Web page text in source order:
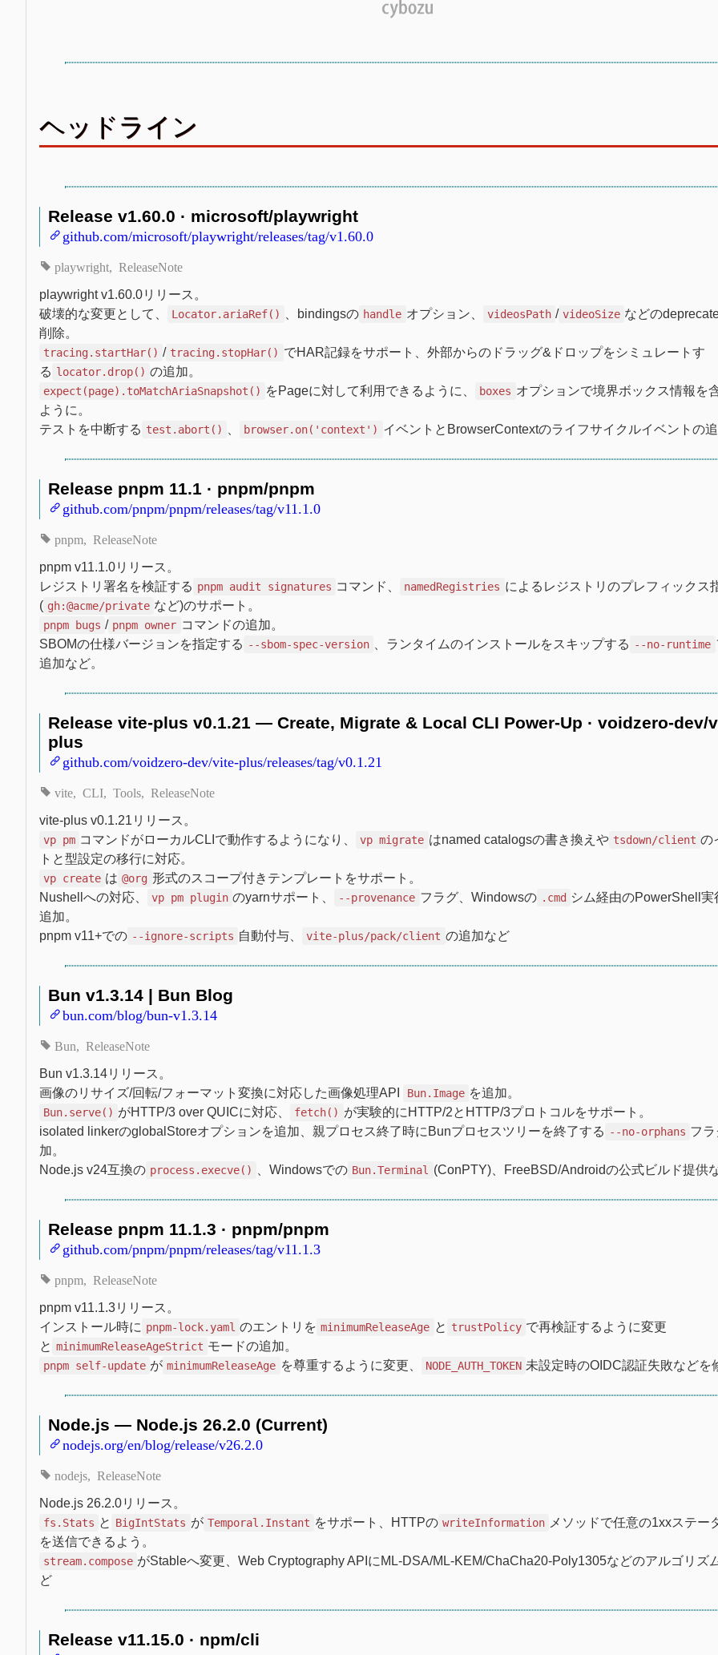
ヘッドライン
Release v1.60.0 · microsoft/playwright
github.com/microsoft/playwright/releases/tag/v1.60.0
playwright ReleaseNote
playwright v1.60.0リリース。
破壊的な変更として、
Locator.ariaRef() 、bindingsの handle オプション、 videosPath / videoSize などの
削除。
tracing.startHar() / tracing.stopHar() でHAR記録をサポート、外部からのドラッグ&ドロップをシミュレートす
る locator.drop() の追加。
expect(page).toMatchAriaSnapshot() をPageに対して利用できるように、 boxes オプションで境界ボックス情報を
ように。
テストを中断する test.abort() browser.on('context') イベントとBrowserContextのライフサイクルイベントの
Release pnpm 11.1 · pnpm/pnpm
github.com/pnpm/pnpm/releases/tag/v11.1.0
pnpm ReleaseNote
pnpm v11.1.0リリース。
レジストリ署名を検証する pnpm audit signatures コマンド、 namedRegistries によるレジストリのプレフィックス
( gh:@acme/private など)のサポート。
pnpm bugs / pnpm owner コマンドの追加。
SBOMの仕様バージョンを指定する --sbom-spec-version 、ランタイムのインストールをスキップする --no-runtime
追加など。
Release vite-plus v0.1.21 — Create, Migrate & Local CLI Power-Up · voidzero-dev/
plus
github.com/voidzero-dev/vite-plus/releases/tag/v0.1.21
vite CLI Tools ReleaseNote
vite-plus v0.1.21リリース。
vp pm コマンドがローカルCLIで動作するようになり、 vp migrate はnamed catalogsの書き換えや tsdown/client の
トと型設定の移行に対応。
vp create は @org 形式のスコープ付きテンプレートをサポート。
Nushellへの対応、
vp pm plugin のyarnサポート、 --provenance フラグ、Windowsの .cmd シム経由のPowerShell実
追加。
pnpm v11+での --ignore-scripts 自動付与、 vite-plus/pack/client の追加など
Bun v1.3.14 | Bun Blog
bun.com/blog/bun-v1.3.14
Bun ReleaseNote
Bun v1.3.14リリース。
画像のリサイズ/回転/フォーマット変換に対応した画像処理API
Bun.Image を追加。
Bun.serve() がHTTP/3 over QUICに対応、 fetch() が実験的にHTTP/2とHTTP/3プロトコルをサポート。
isolated linkerのglobalStoreオプションを追加、親プロセス終了時にBunプロセスツリーを終了する --no-orphans フ
加。
Node.js v24互換の process.execve() 、Windowsでの Bun.Terminal (ConPTY)、FreeBSD/Androidの公式ビルド提供
Release pnpm 11.1.3 · pnpm/pnpm
github.com/pnpm/pnpm/releases/tag/v11.1.3
pnpm ReleaseNote
pnpm v11.1.3リリース。
インストール時に pnpm-lock.yaml のエントリを minimumReleaseAge と trustPolicy で再検証するように変更
と minimumReleaseAgeStrict モードの追加。
pnpm self-update が minimumReleaseAge を尊重するように変更、 NODE_AUTH_TOKEN 未設定時のOIDC認証失敗などを
Node.js — Node.js 26.2.0 (Current)
nodejs.org/en/blog/release/v26.2.0
nodejs ReleaseNote
Node.js 26.2.0リリース。
fs.Stats と BigIntStats が Temporal.Instant をサポート、HTTPの writeInformation メソッドで任意の1xxステー
を送信できるよう。
stream.compose がStableへ変更、Web Cryptography APIにML-DSA/ML-KEM/ChaCha20-Poly1305などのアルゴリズ
ど
Release v11.15.0 · npm/cli